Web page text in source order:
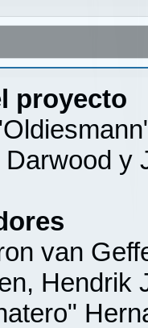
proyecto
y
van
Hendrik